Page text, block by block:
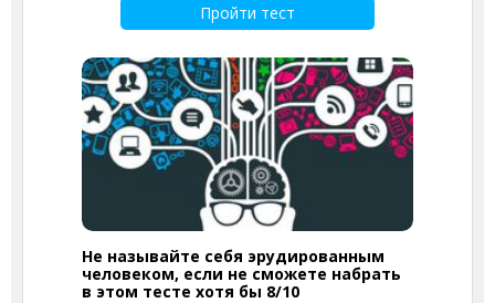
Пройти тест
Не называйте себя эрудированным
человеком, если не сможете набрать
в этом тесте хотя бы 8/10